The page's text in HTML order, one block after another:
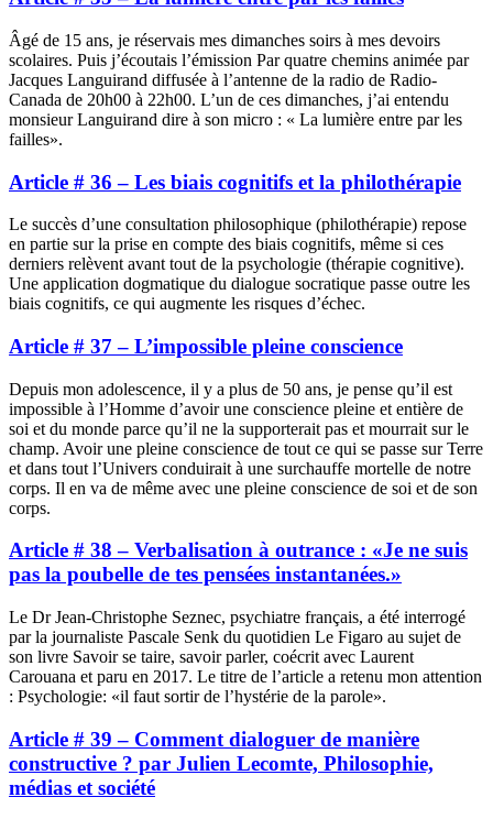
Âgé de 15 ans, je réservais mes dimanches soirs à mes devoirs
scolaires. Puis j’écoutais l’émission Par quatre chemins animée par
Jacques Languirand diffusée à l’antenne de la radio de Radio-
Canada de 20h00 à 22h00. L’un de ces dimanches, j’ai entendu
monsieur Languirand dire à son micro : « La lumière entre par les
failles».
Article # 36 – Les biais cognitifs et la philothérapie
Le succès d’une consultation philosophique (philothérapie) repose
en partie sur la prise en compte des biais cognitifs, même si ces
derniers relèvent avant tout de la psychologie (thérapie cognitive).
Une application dogmatique du dialogue socratique passe outre les
biais cognitifs, ce qui augmente les risques d’échec.
Article # 37 – L’impossible pleine conscience
Depuis mon adolescence, il y a plus de 50 ans, je pense qu’il est
impossible à l’Homme d’avoir une conscience pleine et entière de
soi et du monde parce qu’il ne la supporterait pas et mourrait sur le
champ. Avoir une pleine conscience de tout ce qui se passe sur Terre
et dans tout l’Univers conduirait à une surchauffe mortelle de notre
corps. Il en va de même avec une pleine conscience de soi et de son
corps.
Article # 38 – Verbalisation à outrance : «Je ne suis
pas la poubelle de tes pensées instantanées.»
Le Dr Jean-Christophe Seznec, psychiatre français, a été interrogé
par la journaliste Pascale Senk du quotidien Le Figaro au sujet de
son livre Savoir se taire, savoir parler, coécrit avec Laurent
Carouana et paru en 2017. Le titre de l’article a retenu mon attention
: Psychologie: «il faut sortir de l’hystérie de la parole».
Article # 39 – Comment dialoguer de manière
constructive ? par Julien Lecomte, Philosophie,
médias et société